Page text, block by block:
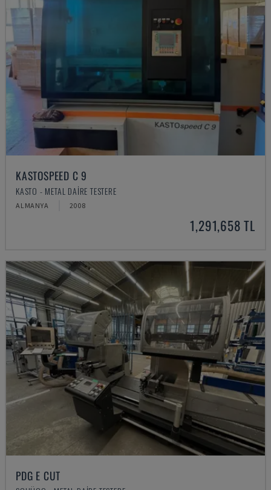
KASTOSPEED C 9
KASTO - METAL DAIRE TESTERE
ALMANYA 2008
1,291,658 TL
PDG E CUT